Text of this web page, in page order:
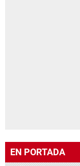
EN PORTADA